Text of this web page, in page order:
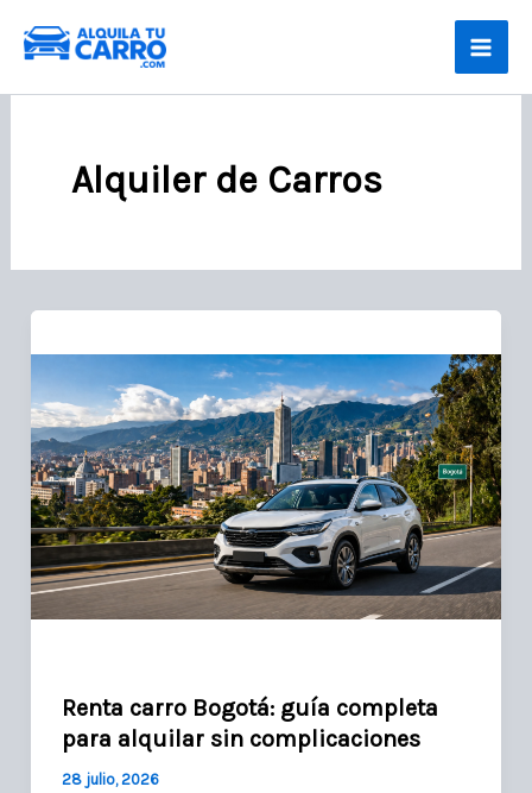
contenido
Alquiler de Carros
Renta carro Bogotá: guía completa
para alquilar sin complicaciones
28 julio, 2026